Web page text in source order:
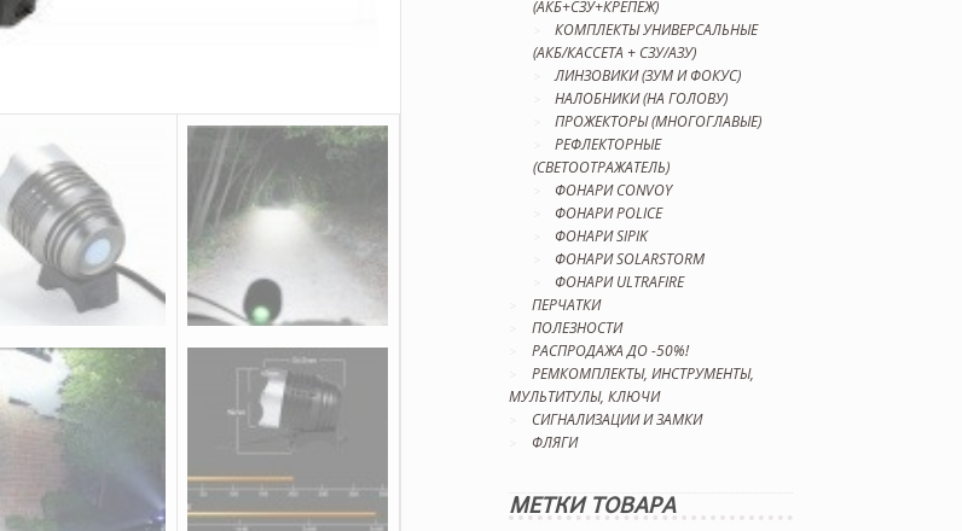
(АКБ+СЗУ+КРЕПЕЖ)
КОМПЛЕКТЫ УНИВЕРСАЛЬНЫЕ
(АКБ/КАССЕТА + СЗУ/АЗУ)
ЛИНЗОВИКИ (ЗУМ И ФОКУС)
НАЛОБНИКИ (НА ГОЛОВУ)
ПРОЖЕКТОРЫ (МНОГОГЛАВЫЕ)
РЕФЛЕКТОРНЫЕ
(СВЕТООТРАЖАТЕЛЬ)
ФОНАРИ CONVOY
ФОНАРИ POLICE
ФОНАРИ SIPIK
ФОНАРИ SOLARSTORM
ФОНАРИ ULTRAFIRE
ПЕРЧАТКИ
ПОЛЕЗНОСТИ
РАСПРОДАЖА ДО -50%!
РЕМКОМПЛЕКТЫ, ИНСТРУМЕНТЫ,
МУЛЬТИТУЛЫ, КЛЮЧИ
СИГНАЛИЗАЦИИ И ЗАМКИ
ФЛЯГИ
МЕТКИ ТОВАРА